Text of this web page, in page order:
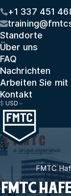
+1 337 451
Standorte
Über uns
FAQ
Nachrichten
Arbeiten Sie mit
Kontakt
$ USD
FMTC
FMTC